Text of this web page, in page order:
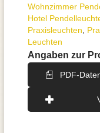
Wohnzimmer
Hotel
Praxisleuchten
Leuchten
Angaben zur
PDF-